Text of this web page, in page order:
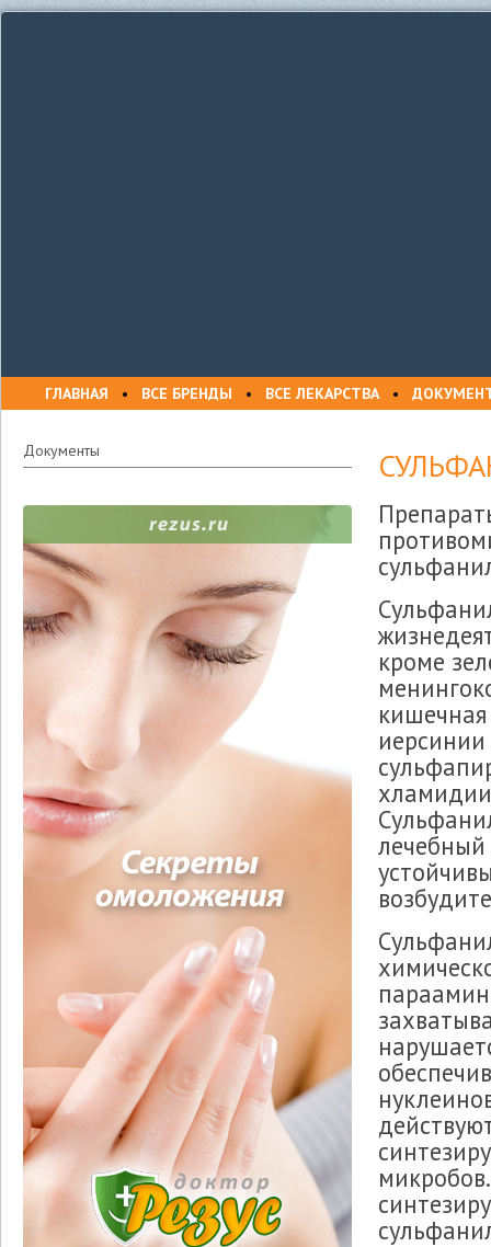
ГЛАВНАЯ • ВСЕ БРЕНДЫ • ВСЕ ЛЕКАРСТВА•
Документы
кроме